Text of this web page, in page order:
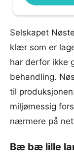
Selskapet
klær som er
har derfor ikke
behandling.
til
miljømessig
nærmere på
Bæ bæ lille